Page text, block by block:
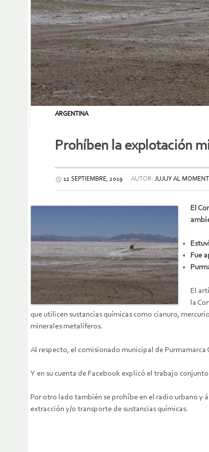
ARGENTINA
Prohíben la explotación
12 SEPTIEMBRE, 2019 AUTOR: JUJUY AL
El
Fue
El
la
que utilicen sustancias químicas como cianuro,
minerales metalíferos.
Al respecto, el comisionado municipal de
Y en su cuenta de Facebook explicó el trabajo
Por otro lado también se prohíbe en el radio urbano y
extracción y/o transporte de sustancias químicas.